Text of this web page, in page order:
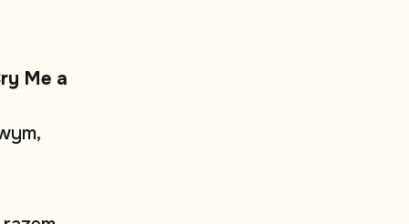
ry Me a
ym,